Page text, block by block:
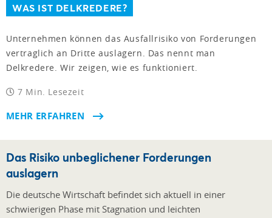
WAS IST DELKREDERE?
Unternehmen können das Ausfallrisiko von Forderungen
vertraglich an Dritte auslagern. Das nennt man
Delkredere. Wir zeigen, wie es funktioniert.
7 Min. Lesezeit
MEHR ERFAHREN
Das Risiko unbeglichener Forderungen
auslagern
Die deutsche Wirtschaft befindet sich aktuell in einer
schwierigen Phase mit Stagnation und leichten